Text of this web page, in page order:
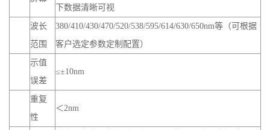
下数据清晰可视
波长
范围
380/410/430/470/520/538/595/614/630/650nm等（可根据
客户选定参数定制配置）
示值
误差
≤±10nm
重复
性
＜2nm